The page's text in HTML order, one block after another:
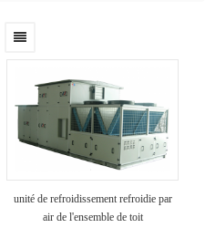
unité de refroidissement refroidie par
air de l'ensemble de toit